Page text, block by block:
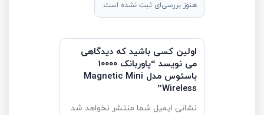
هنوز بررسی‌ای ثبت نشده است.
اولین کسی باشید که دیدگاهی
می نویسد “پاوربانک 10000
باسئوس مدل Magnetic Mini
Wireless”
نشانی ایمیل شما منتشر نخواهد شد.